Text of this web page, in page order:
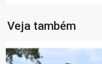
Veja também
Lagos